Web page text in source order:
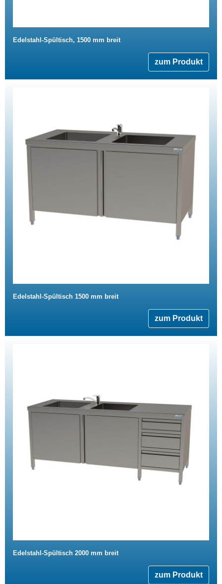
Edelstahl-Spültisch, 1500 mm breit
zum Produkt
Edelstahl-Spültisch 1500 mm breit
zum Produkt
Edelstahl-Spültisch 2000 mm breit
zum Produkt